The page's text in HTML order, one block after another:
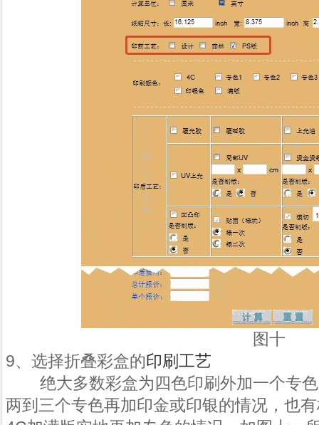
图十
9、选择折叠彩盒的印刷工艺
绝大多数彩盒为四色印刷外加一个专色
两到三个专色再加印金或印银的情况，也